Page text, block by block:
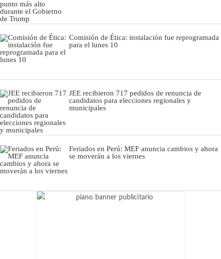
Comisión de Ética: instalación fue reprogramada
para el lunes 10
JEE recibieron 717 pedidos de renuncia de
candidatos para elecciones regionales y
municipales
Feriados en Perú: MEF anuncia cambios y ahora
se moverán a los viernes